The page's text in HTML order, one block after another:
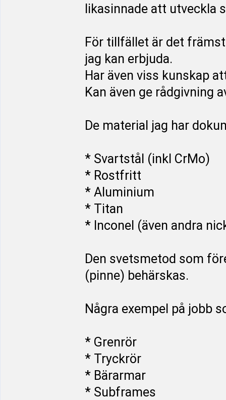
likasinnade att utveckla
För tillfället är det
jag kan erbjuda.
Har även viss kunskap
Kan även ge rådgivning
De material jag har
* Svartstål (inkl CrMo)
* Rostfritt
* Aluminium
* Titan
* Inconel (även andra
Den svetsmetod som
(pinne) behärskas.
Några exempel på jobb
* Grenrör
* Tryckrör
* Bärarmar
* Subframes